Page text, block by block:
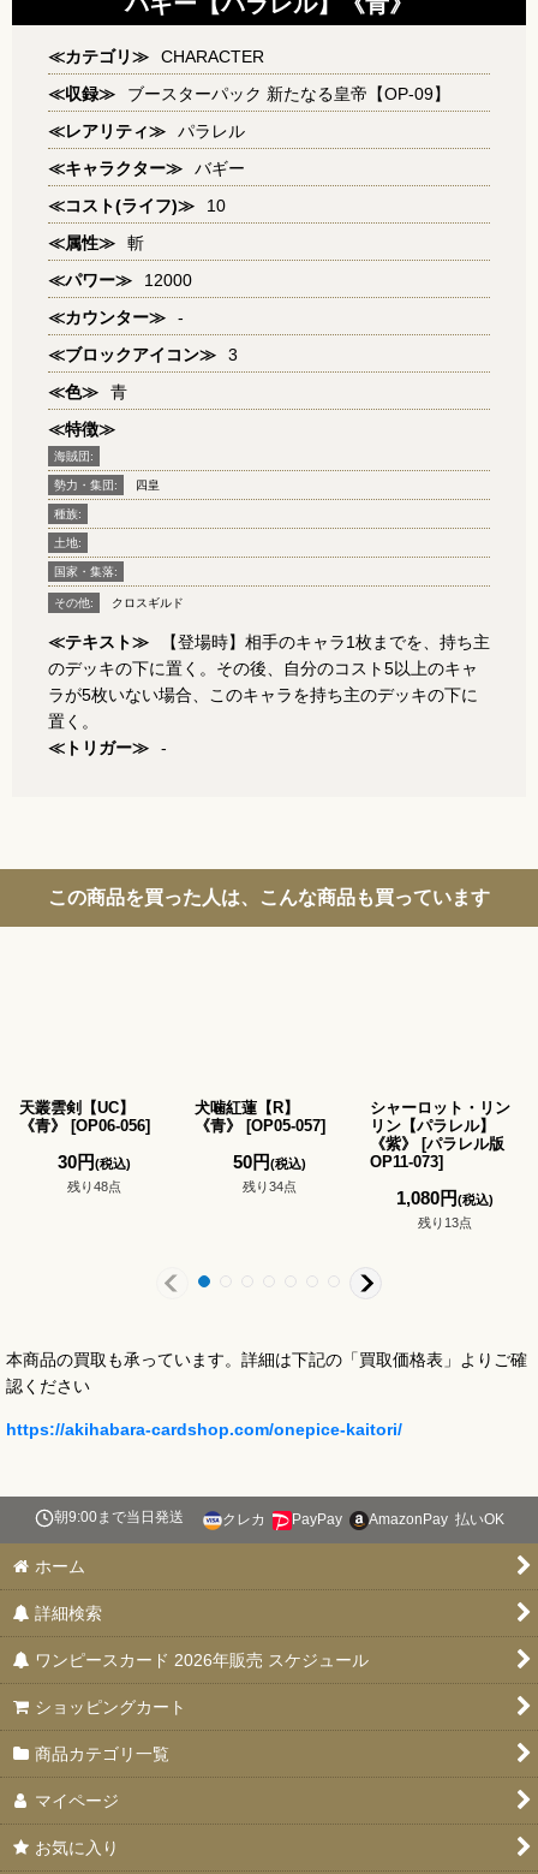
≪カテゴリ≫
CHARACTER
≪収録≫
ブースターパック 新たなる皇帝【OP-09】
≪レアリティ≫
パラレル
≪キャラクター≫
バギー
≪コスト(ライフ)≫
10
≪属性≫
斬
≪パワー≫
12000
≪カウンター≫
-
≪ブロックアイコン≫
3
≪色≫
青
≪特徴≫
海賊団:
勢力・集団: 四皇
種族:
土地:
国家・集落:
その他: クロスギルド
≪テキスト≫
【登場時】相手のキャラ1枚までを、持ち主
のデッキの下に置く。その後、自分のコスト5以上のキャ
ラが5枚いない場合、このキャラを持ち主のデッキの下に
置く。
≪トリガー≫
-
この商品を買った人は、こんな商品も買っています
天叢雲剣【UC】
《青》
[OP06-056]
30円(税込)
残り48点
犬噛紅蓮【R】
《青》
[OP05-057]
50円(税込)
残り34点
シャーロット・リン
リン【パラレル】
《紫》
[パラレル版
OP11-073]
1,080円(税込)
残り13点
本商品の買取も承っています。詳細は下記の「買取価格表」よりご確
認ください
https://akihabara-cardshop.com/onepice-kaitori/
朝9:00まで当日発送 クレカ PayPay AmazonPay 払いOK
ホーム
詳細検索
ワンピースカード 2026年販売 スケジュール
ショッピングカート
商品カテゴリ一覧
マイページ
お気に入り